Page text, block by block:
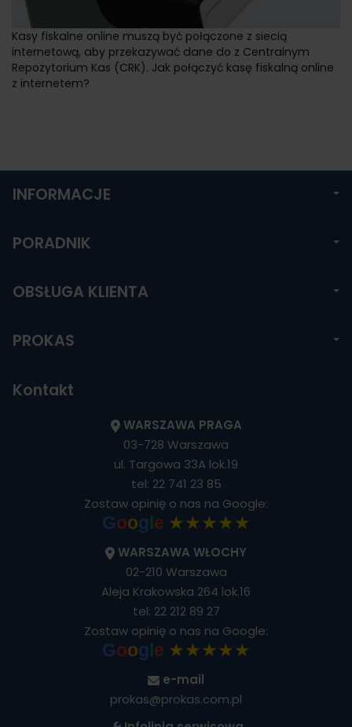
Kasy fiskalne online muszą być połączone z siecią
internetową, aby przekazywać dane do z Centralnym
Repozytorium Kas (CRK). Jak połączyć kasę fiskalną online
z internetem?
INFORMACJE
PORADNIK
OBSŁUGA KLIENTA
PROKAS
Kontakt
WARSZAWA PRAGA
03-728 Warszawa
ul. Targowa 33A lok.19
tel: 22 741 23 85
Zostaw opinię o nas na Google:
Goog e ★★★★★
WARSZAWA WŁOCHY
02-210 Warszawa
Aleja Krakowska 264 lok.16
tel: 22 212 89 27
Zostaw opinię o nas na Google:
Goog e ★★★★★
e-mail
prokas@prokas.com.pl